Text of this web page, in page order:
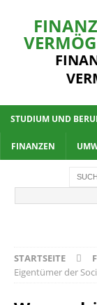
STUDIUM UND
FINANZEN
STARTSEITE
Eigentümer der